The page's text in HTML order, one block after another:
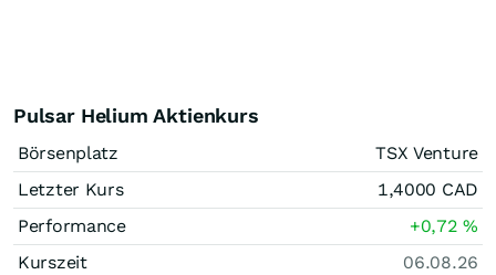
Pulsar Helium Aktienkurs
Börsenplatz
TSX Venture
Letzter Kurs
1,4000 CAD
Performance
+0,72%
Kurszeit
06.08.26